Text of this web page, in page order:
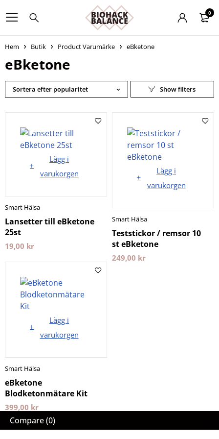
0
Hem Butik Product Varumärke eBketone
eBketone
Sortera efter popularitet
Lägg i
varukorgen
Smart Hälsa
Lansetter till eBketone
25st
19,00 kr
Lägg i
varukorgen
Smart Hälsa
Teststickor / remsor 10
st eBketone
249,00 kr
Lägg i
varukorgen
Smart Hälsa
eBketone
Blodketonmätare Kit
399,00 kr
Compare(0)